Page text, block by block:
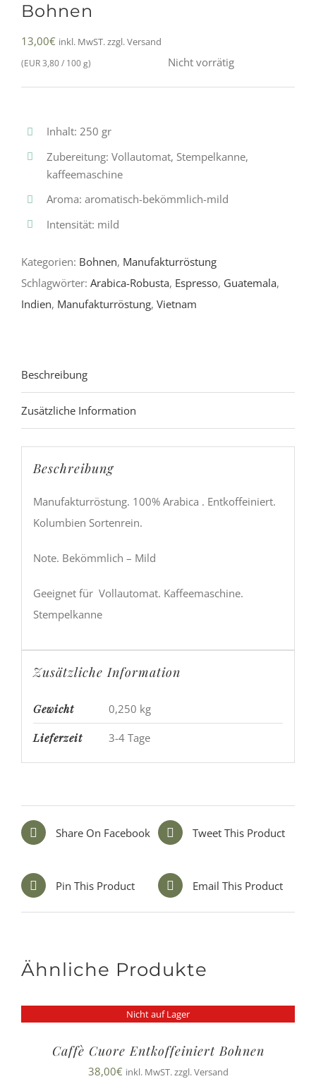
Bohnen
13,00€ inkl. MwST. zzgl. Versand
(EUR 3,80 / 100 g)
Nicht vorrätig
Inhalt: 250 gr
Zubereitung: Vollautomat, Stempelkanne,
kaffeemaschine
Aroma: aromatisch-bekömmlich-mild
Intensität: mild
Kategorien: Bohnen, Manufakturröstung
Schlagwörter: Arabica-Robusta, Espresso, Guatemala,
Indien, Manufakturröstung, Vietnam
Beschreibung
Zusätzliche Information
Beschreibung
Manufakturröstung. 100% Arabica . Entkoffeiniert.
Kolumbien Sortenrein.
Note. Bekömmlich – Mild
Geeignet für Vollautomat. Kaffeemaschine.
Stempelkanne
Zusätzliche Information
Gewicht 0,250 kg
Lieferzeit 3-4 Tage
Share On Facebook Tweet This Product
Pin This Product Email This Product
Ähnliche Produkte
Nicht auf Lager
Caffè Cuore Entkoffeiniert Bohnen
38,00€ inkl. MwST. zzgl. Versand